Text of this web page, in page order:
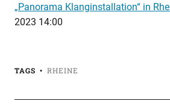
„Panorama Klanginstallation“ in
2023 14:00
TAGS RHEINE